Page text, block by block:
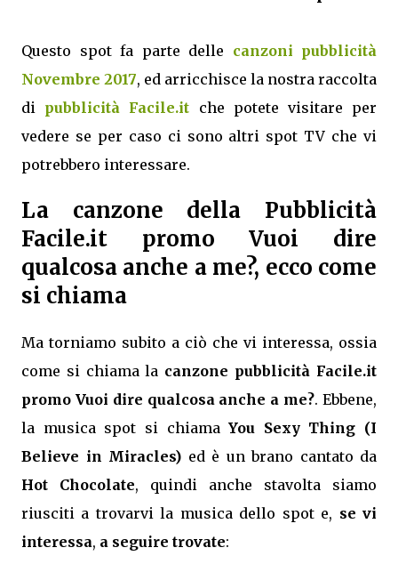
Questo spot fa parte delle canzoni pubblicità
Novembre 2017, ed arricchisce la nostra raccolta
di pubblicità Facile.it che potete visitare per
vedere se per caso ci sono altri spot TV che vi
potrebbero interessare.
La canzone della Pubblicità
Facile.it promo Vuoi dire
qualcosa anche a me?, ecco come
si chiama
Ma torniamo subito a ciò che vi interessa, ossia
come si chiama la canzone pubblicità Facile.it
promo Vuoi dire qualcosa anche a me?. Ebbene,
la musica spot si chiamaYou Sexy Thing (I
Believe in Miracles) ed è un brano cantato da
Hot Chocolate, quindi anche stavolta siamo
riusciti a trovarvi la musica dello spot e, se vi
interessa, a seguire trovate: